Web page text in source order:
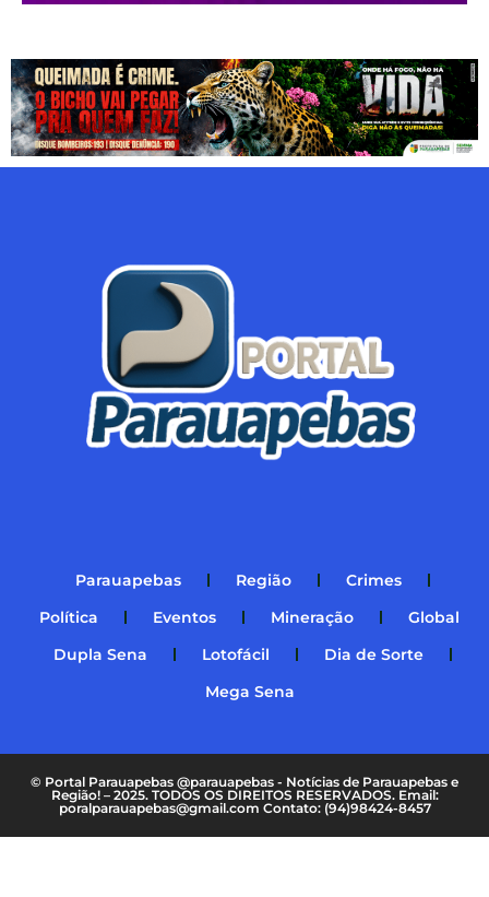
Parauapebas Região
Crimes
Política
Eventos Mineração
Global
Dupla Sena
Lotofácil
Dia de Sorte
Mega Sena
© Portal Parauapebas @parauapebas - Notícias de Parauapebas e
Região! – 2025. TODOS OS DIREITOS RESERVADOS. Email:
poralparauapebas@gmail.com Contato: (94)98424-8457